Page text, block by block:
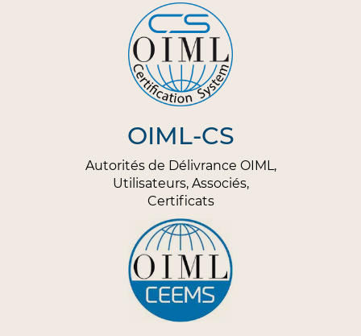
OIML-CS
Autorités de Délivrance OIML,
Utilisateurs, Associés,
Certificats